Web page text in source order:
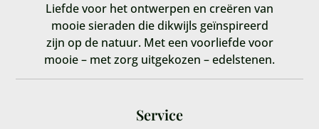
Liefde voor het ontwerpen en creëren van
mooie sieraden die dikwijls geïnspireerd
zijn op de natuur. Met een voorliefde voor
mooie – met zorg uitgekozen – edelstenen.
Service